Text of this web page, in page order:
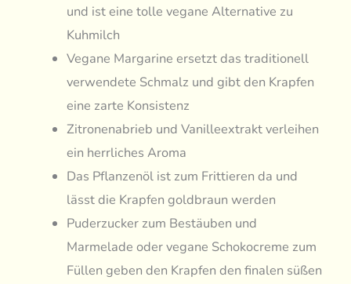
und ist eine tolle vegane Alternative zu
Kuhmilch
Vegane Margarine ersetzt das traditionell
verwendete Schmalz und gibt den Krapfen
eine zarte Konsistenz
Zitronenabrieb und Vanilleextrakt verleihen
ein herrliches Aroma
Das Pflanzenöl ist zum Frittieren da und
lässt die Krapfen goldbraun werden
Puderzucker zum Bestäuben und
Marmelade oder vegane Schokocreme zum
Füllen geben den Krapfen den finalen süßen